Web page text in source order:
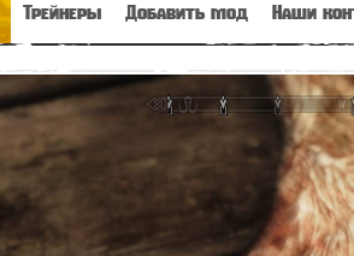
Трейнеры Добавить мод Наши